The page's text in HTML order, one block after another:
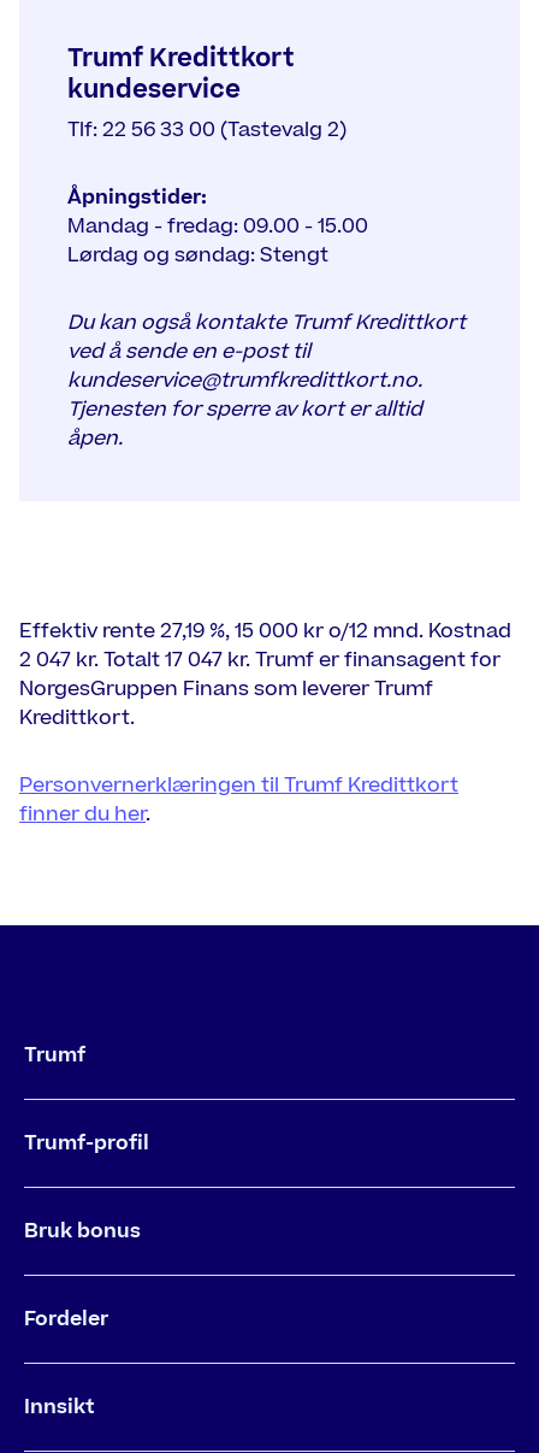
Trumf Kredittkort
kundeservice
Tlf: 22 56 33 00 (Tastevalg 2)
Åpningstider:
Mandag - fredag: 09.00 - 15.00
Lørdag og søndag: Stengt
Du kan også kontakte Trumf Kredittkort
ved å sende en e-post til
kundeservice@trumfkredittkort.no.
Tjenesten for sperre av kort er alltid
åpen.
Effektiv rente 27,19 %, 15 000 kr o/12 mnd. Kostnad
2 047 kr. Totalt 17 047 kr. Trumf er finansagent for
NorgesGruppen Finans som leverer Trumf
Kredittkort.
Personvernerklæringen til Trumf Kredittkort
finner du her.
Trumf
Trumf-profil
Bruk bonus
Fordeler
Innsikt